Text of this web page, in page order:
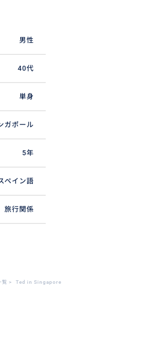
男性
40代
単身
ガポール
5年
ペイン語
旅行関係
覧 > Ted in Singapore